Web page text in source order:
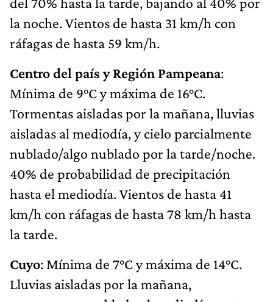
la noche. Vientos de hasta 31 km/h con
ráfagas de hasta 59 km/h.
Centro del país y Región Pampeana:
Mínima de 9°C y máxima de 16°C.
Tormentas aisladas por la mañana, lluvias
aisladas al mediodía, y cielo parcialmente
nublado/algo nublado por la tarde/noche.
40% de probabilidad de precipitación
hasta el mediodía. Vientos de hasta 41
km/h con ráfagas de hasta 78 km/h hasta
la tarde.
Cuyo: Mínima de 7°C y máxima de 14°C.
Lluvias aisladas por la mañana,